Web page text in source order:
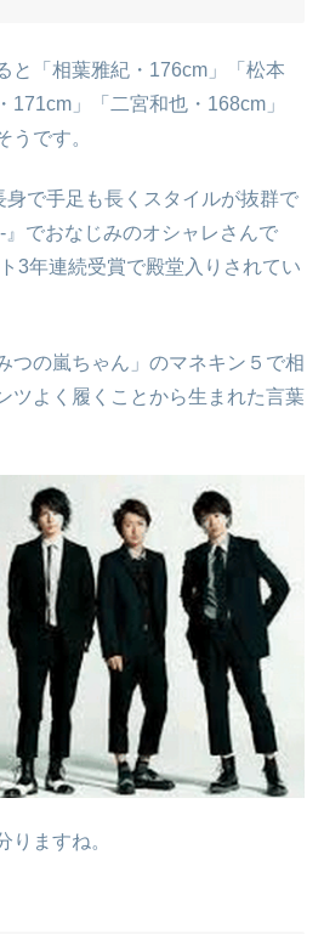
と「相葉雅紀・176cm」「松本
171cm」「二宮和也・168cm」
うです。
で手足も長くスタイルが抜群で
でおなじみのオシャレさんで
3年連続受賞で殿堂入りされてい
つの嵐ちゃん」のマネキン５で相
ツよく履くことから生まれた言葉
りますね。